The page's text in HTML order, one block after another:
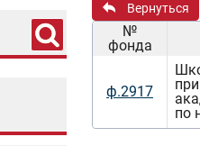
Вернуться
№
фонда
ф.2917
по